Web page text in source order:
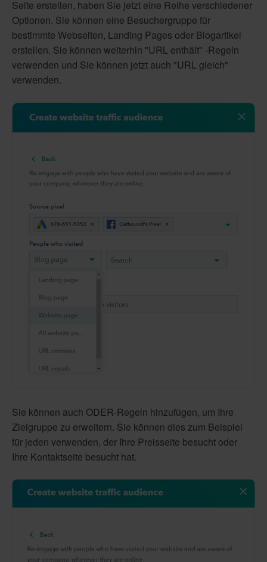
Seite erstellen, haben Sie jetzt eine Reihe verschiedener
Optionen. Sie können eine Besuchergruppe für
bestimmte Webseiten, Landing Pages oder Blogartikel
erstellen. Sie können weiterhin "URL enthält" -Regeln
verwenden und Sie können jetzt auch "URL gleich"
verwenden.
Sie können auch ODER-Regeln hinzufügen, um Ihre
Zielgruppe zu erweitern. Sie können dies zum Beispiel
für jeden verwenden, der Ihre Preisseite besucht oder
Ihre Kontaktseite besucht hat.